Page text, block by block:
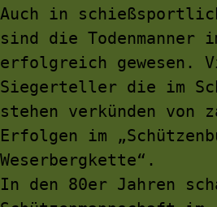
Auch in
sind die Todenmanner
erfolgreich gewesen.
Siegerteller die im
stehen verkünden von
Erfolgen im
Weserbergkette“.
In den 80er Jahren